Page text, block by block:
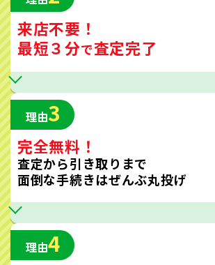
来店不要！
最短３分で査定完了
理由3
完全無料！
査定から引き取りまで
面倒な手続きはぜんぶ丸投げ
理由4